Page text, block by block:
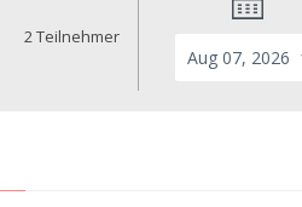
2 Teilnehmer